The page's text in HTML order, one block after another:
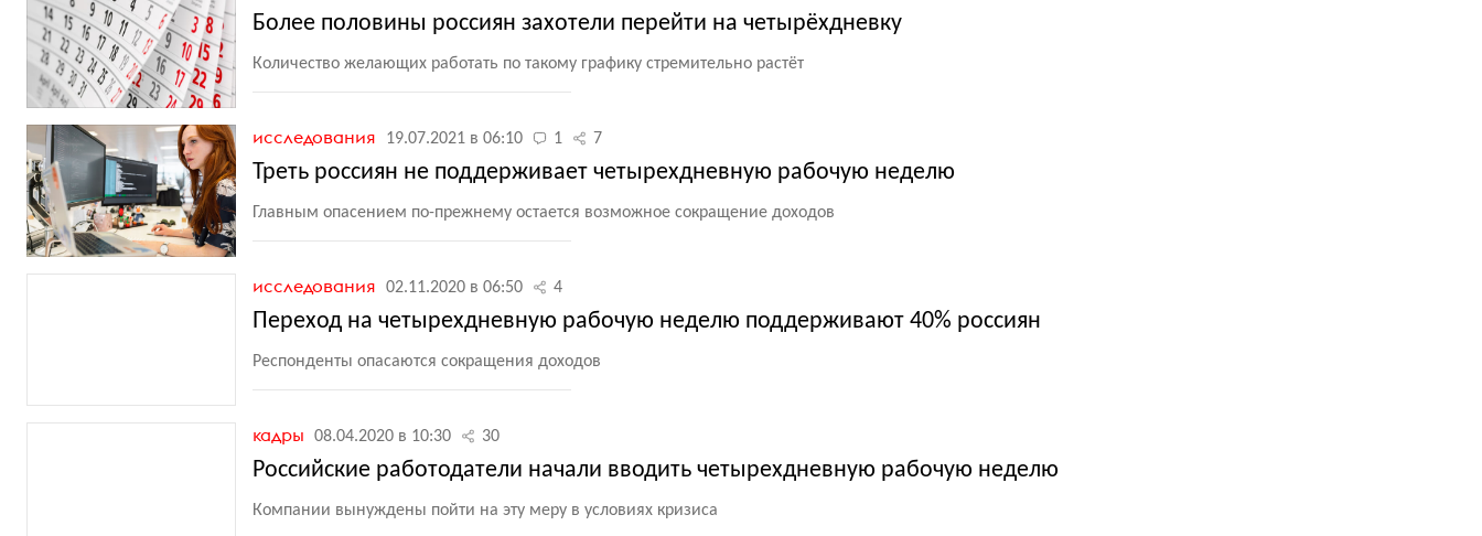
Более половины россиян захотели перейти на четырёхдневку
Количество желающих работать по такому графику стремительно растёт
исследования 19.07.2021 в 06:10 1 7
Треть россиян не поддерживает четырехдневную рабочую неделю
Главным опасением по-прежнему остается возможное сокращение доходов
исследования 02.11.2020 в 06:50 4
Переход на четырехдневную рабочую неделю поддерживают 40% россиян
Респонденты опасаются сокращения доходов
кадры 08.04.2020 в 10:30 30
Российские работодатели начали вводить четырехдневную рабочую неделю
Компании вынуждены пойти на эту меру в условиях кризиса